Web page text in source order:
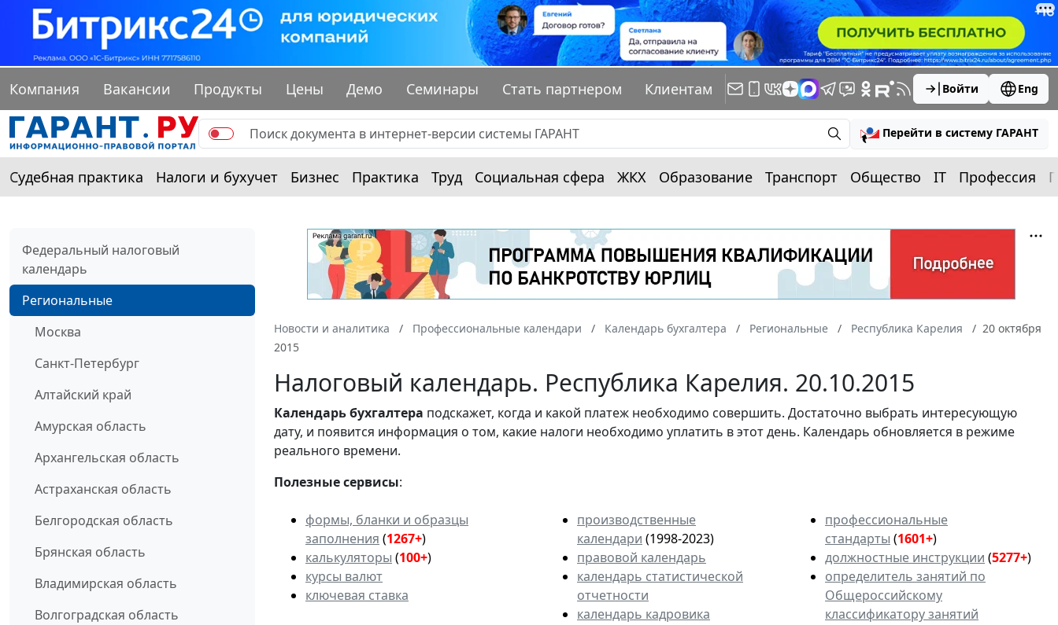
Компания Вакансии Продукты Цены Демо Семинары Стать партнером Клиентам Войти Eng
Перейти в систему ГАРАНТ
Судебная практика Налоги и бухучет Бизнес Практика Труд Социальная сфера ЖКХ Образование Транспорт Общество IT Профессия
Федеральный налоговый
календарь
Региональные
Москва
Санкт-Петербург
Алтайский край
Амурская область
Архангельская область
Астраханская область
Белгородская область
Брянская область
Владимирская область
Волгоградская область
Новости и аналитика Профессиональные календари Календарь бухгалтера Региональные Республика Карелия
20 октября
2015
Налоговый календарь. Республика Карелия. 20.10.2015
Календарьбухгалтера подскажет, когда и какой платеж необходимо совершить. Достаточно выбрать интересующую
дату, и появится информация о том, какие налоги необходимо уплатить в этот день. Календарь обновляется в режиме
реального времени.
Полезные сервисы:
формы, бланки и образцы
заполнения (1267+)
калькуляторы (100+)
курсы валют
ключевая ставка
производственные
календари (1998-2023)
правовой календарь
календарь статистической
отчетности
календарь кадровика
профессиональные
стандарты (1601+)
должностные инструкции (5277+)
определитель занятий по
Общероссийскому
классификатору занятий